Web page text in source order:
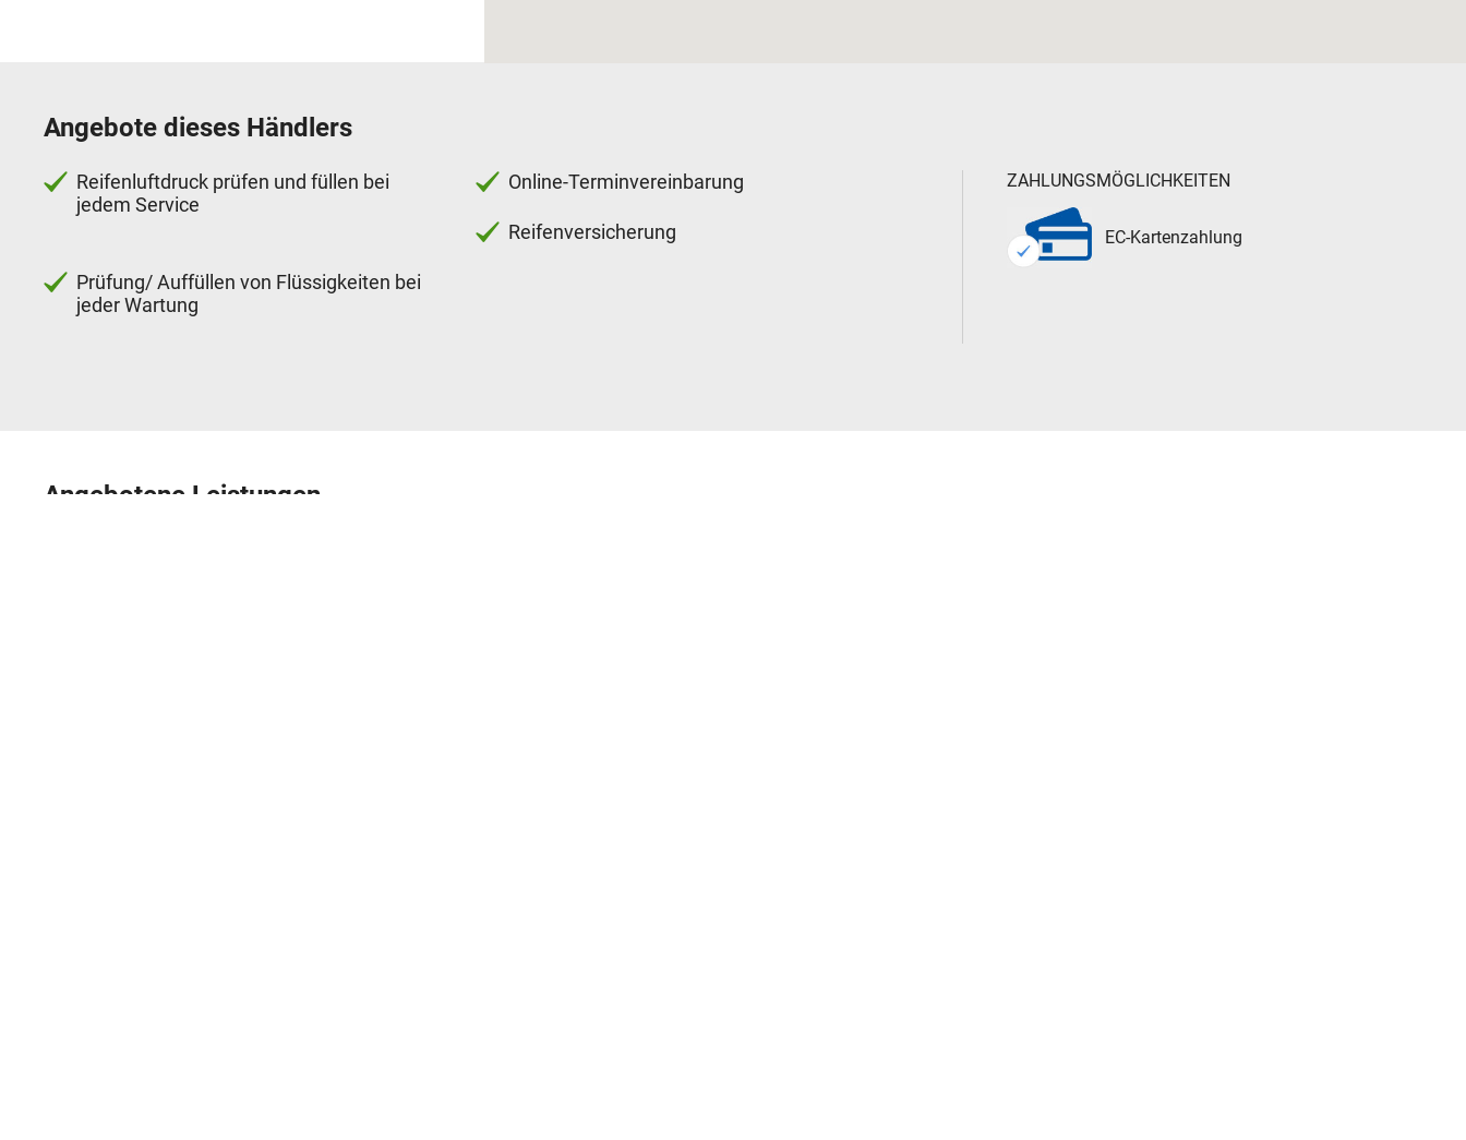
Angebote dieses Händlers
Reifenluftdruck prüfen und füllen bei
jedem Service
Online-Terminvereinbarung
Reifenversicherung
Prüfung/ Auffüllen von Flüssigkeiten bei
jeder Wartung
ZAHLUNGSMÖGLICHKEITEN
EC-Kartenzahlung
Angebotene Leistungen